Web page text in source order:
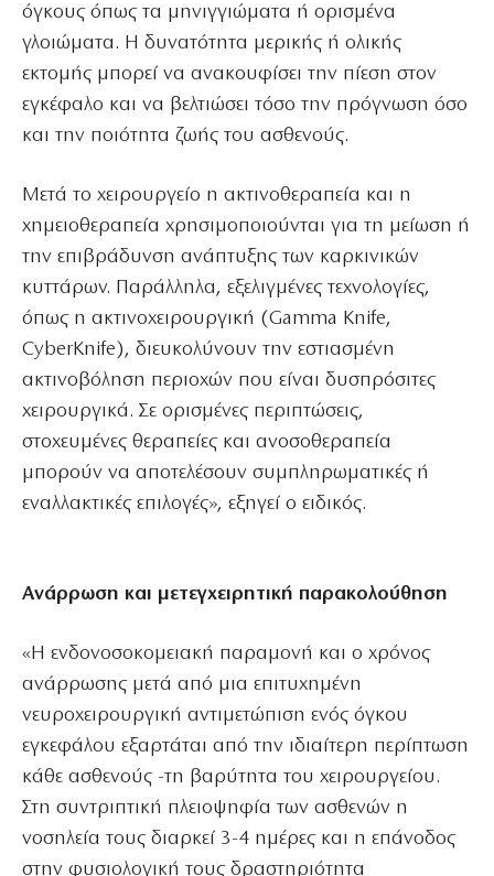
όγκους όπως τα μηνιγγιώματα ή ορισμένα
γλοιώματα. Η δυνατότητα μερικής ή ολικής
εκτομής μπορεί να ανακουφίσει την πίεση στον
εγκέφαλο και να βελτιώσει τόσο την πρόγνωση όσο
και την ποιότητα ζωής του ασθενούς.
Μετά το χειρουργείο η ακτινοθεραπεία και η
χημειοθεραπεία χρησιμοποιούνται για τη μείωση ή
την επιβράδυνση ανάπτυξης των καρκινικών
κυττάρων. Παράλληλα, εξελιγμένες τεχνολογίες,
όπως η ακτινοχειρουργική (Gamma Knife,
CyberKnife), διευκολύνουν την εστιασμένη
ακτινοβόληση περιοχών που είναι δυσπρόσιτες
χειρουργικά. Σε ορισμένες περιπτώσεις,
στοχευμένες θεραπείες και ανοσοθεραπεία
μπορούν να αποτελέσουν συμπληρωματικές ή
εναλλακτικές επιλογές», εξηγεί ο ειδικός.
Ανάρρωση και μετεγχειρητική παρακολούθηση
«Η ενδονοσοκομειακή παραμονή και ο χρόνος
ανάρρωσης μετά από μια επιτυχημένη
νευροχειρουργική αντιμετώπιση ενός όγκου
εγκεφάλου εξαρτάται από την ιδιαίτερη περίπτωση
κάθε ασθενούς -τη βαρύτητα του χειρουργείου.
Στη συντριπτική πλειοψηφία των ασθενών η
νοσηλεία τους διαρκεί 3-4 ημέρες και η επάνοδος
στην φυσιολογική τους δραστηριότητα